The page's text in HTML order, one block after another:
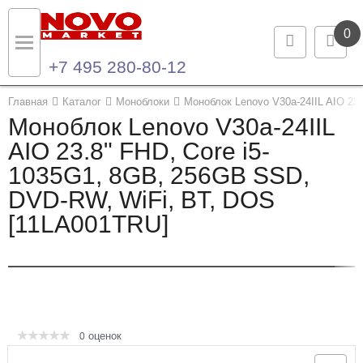
0
+7 495 280-80-12
Главная Каталог Моноблоки Моноблок Lenovo V30a-24IIL AIO
Моноблок Lenovo V30a-24IIL
AIO 23.8" FHD, Core i5-
1035G1, 8GB, 256GB SSD,
DVD-RW, WiFi, BT, DOS
[11LA001TRU]
0 оценок
Назад
Каталог продукции
Ноутбуки и ультрабуки
Компьютеры
Назад
Контакты
Контактная информация